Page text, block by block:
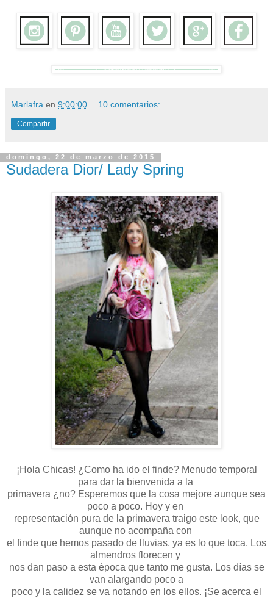
Marlafra en 9:00:00 10 comentarios:
Compartir
domingo, 22 de marzo de 2015
Sudadera Dior/ Lady Spring
¡Hola Chicas! ¿Como ha ido el finde? Menudo temporal
para dar la bienvenida a la
primavera ¿no? Esperemos que la cosa mejore aunque sea
poco a poco. Hoy y en
representación pura de la primavera traigo este look, que
aunque no acompaña con
el finde que hemos pasado de lluvias, ya es lo que toca. Los
almendros florecen y
nos dan paso a esta época que tanto me gusta. Los días se
van alargando poco a
poco y la calidez se va notando en los ellos. ¡Se acerca el